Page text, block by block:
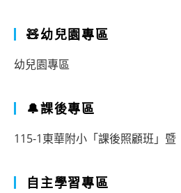
🧸幼兒園專區
幼兒園專區
🔔課後專區
115-1東華附小「課後照顧班」
自主學習專區